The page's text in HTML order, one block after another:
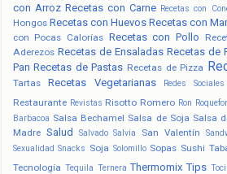
con Arroz Recetas con Carne Recetas con
Hongos Recetas con Huevos Recetas con
con Pocas Calorías Recetas con Pollo
Aderezos Recetas de Ensaladas Recetas de
Pan Recetas de Pastas Recetas de Pizza
Tartas
Recetas Vegetarianas Redes Sociales
Restaurante Revistas Risotto Romero Ron
Barbacoa Salsa Bechamel Salsa de Soja Salsa
Madre Salud Salvado Salvia San Valentín
Sexualidad Snacks Soja Solomillo Sopas Sushi
Tecnología Tequila Ternera Thermomix Tips